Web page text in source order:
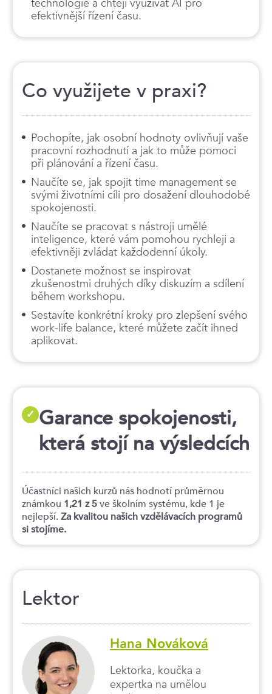
efektivnější řízení času.
Co využijete v praxi?
Pochopíte, jak osobní hodnoty ovlivňují vaše
pracovní rozhodnutí a jak to může pomoci
při plánování a řízení času.
Naučíte se, jak spojit time management se
svými životními cíli pro dosažení dlouhodobé
spokojenosti.
Naučíte se pracovat s nástroji umělé
inteligence, které vám pomohou rychleji a
efektivněji zvládat každodenní úkoly.
Dostanete možnost se inspirovat
zkušenostmi druhých díky diskuzím a sdílení
během workshopu.
Sestavíte konkrétní kroky pro zlepšení svého
work-life balance, které můžete začít ihned
aplikovat.
✓ Garance spokojenosti,
která stojí na výsledcích
Účastníci našich kurzů nás hodnotí průměrnou
známkou 1,21 z 5ve školním systému, kde 1 je
nejlepší. Za kvalitou našich vzdělávacích programů
si stojíme.
Lektor
Hana Nováková
Lektorka, koučka a
expertka na umělou